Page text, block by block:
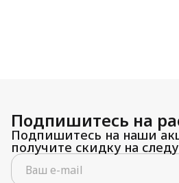
Подпишитесь на
Подпишитесь на наши
получите скидку на